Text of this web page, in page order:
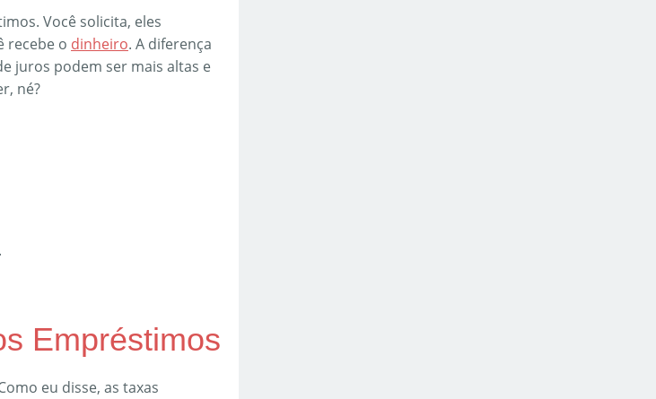
Você solicita, eles
recebe o dinheiro. A diferença
juros podem ser mais altas e
né?
Empréstimos
eu disse, as taxas